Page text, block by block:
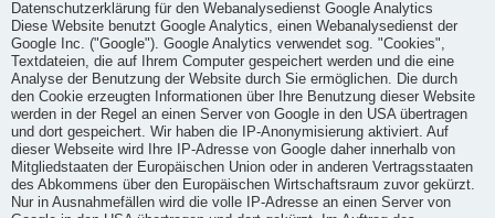
Datenschutzerklärung für den Webanalysedienst Google Analytics
Diese Website benutzt Google Analytics, einen Webanalysedienst der
Google Inc. ("Google"). Google Analytics verwendet sog. "Cookies",
Textdateien, die auf Ihrem Computer gespeichert werden und die eine
Analyse der Benutzung der Website durch Sie ermöglichen. Die durch
den Cookie erzeugten Informationen über Ihre Benutzung dieser Website
werden in der Regel an einen Server von Google in den USA übertragen
und dort gespeichert. Wir haben die IP-Anonymisierung aktiviert. Auf
dieser Webseite wird Ihre IP-Adresse von Google daher innerhalb von
Mitgliedstaaten der Europäischen Union oder in anderen Vertragsstaaten
des Abkommens über den Europäischen Wirtschaftsraum zuvor gekürzt.
Nur in Ausnahmefällen wird die volle IP-Adresse an einen Server von